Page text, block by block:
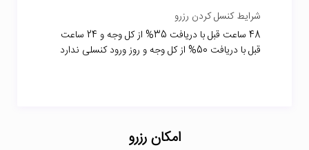
شرایط کنسل کردن رزرو
48 ساعت قبل با دریافت 35% از کل وجه و 24 ساعت
قبل با دریافت 50% از کل وجه و روز ورود کنسلی ندارد
امکان رزرو